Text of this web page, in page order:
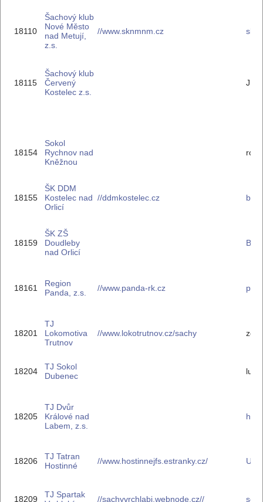
18110
Šachový klub
Nové Město
nad Metují,
z.s.
//www.sknmnm.cz
18115
Šachový klub
Červený
Kostelec z.s.
18154
Sokol
Rychnov nad
Kněžnou
18155
ŠK DDM
Kostelec nad
Orlicí
//ddmkostelec.cz
18159
ŠK ZŠ
Doudleby
nad Orlicí
18161
Region
Panda, z.s.
//www.panda-rk.cz
18201
TJ
Lokomotiva
Trutnov
//www.lokotrutnov.cz/sachy
18204
TJ Sokol
Dubenec
18205
TJ Dvůr
Králové nad
Labem, z.s.
18206
TJ Tatran
Hostinné
//www.hostinnejfs.estranky.cz/
18209
TJ Spartak
//sachyvrchlabi.webnode.cz//